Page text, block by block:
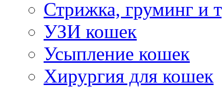
Стрижка, груминг и
УЗИ кошек
Усыпление кошек
Хирургия для кошек